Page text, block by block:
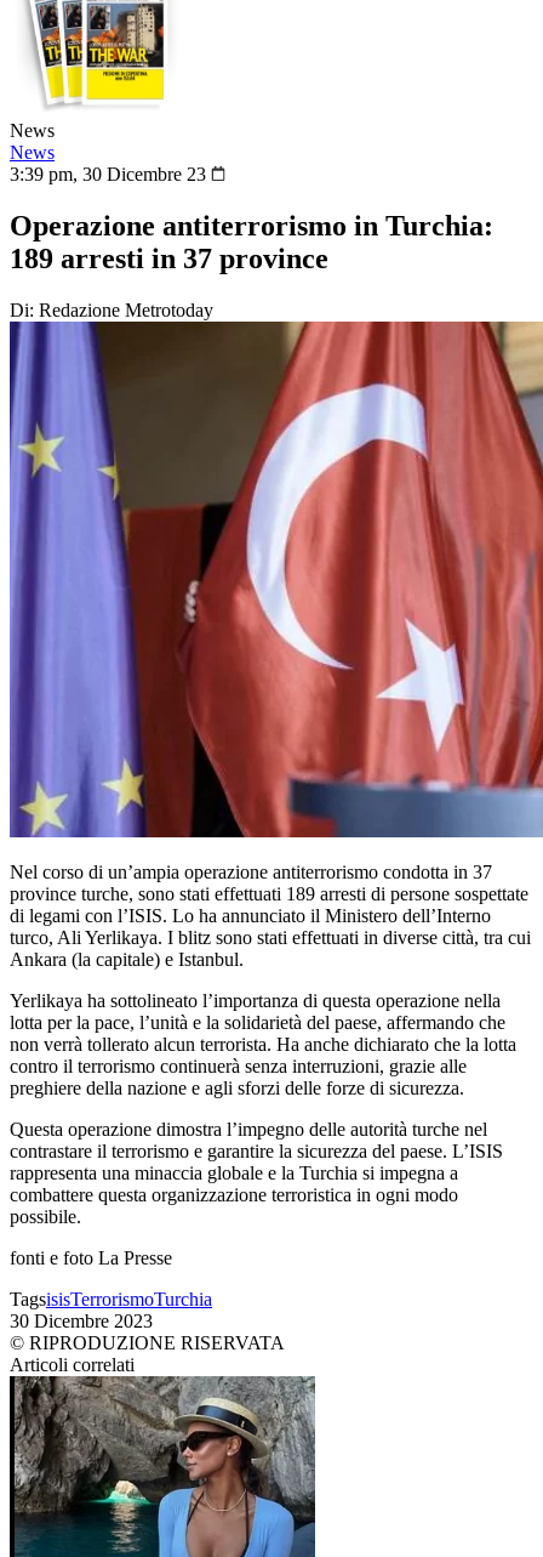
News
News
3:39 pm, 30 Dicembre 23
Operazione antiterrorismo in Turchia:
189 arresti in 37 province
Di: Redazione Metrotoday
Nel corso di un’ampia operazione antiterrorismo condotta in 37
province turche, sono stati effettuati 189 arresti di persone sospettate
di legami con l’ISIS. Lo ha annunciato il Ministero dell’Interno
turco, Ali Yerlikaya. I blitz sono stati effettuati in diverse città, tra cui
Ankara (la capitale) e Istanbul.
Yerlikaya ha sottolineato l’importanza di questa operazione nella
lotta per la pace, l’unità e la solidarietà del paese, affermando che
non verrà tollerato alcun terrorista. Ha anche dichiarato che la lotta
contro il terrorismo continuerà senza interruzioni, grazie alle
preghiere della nazione e agli sforzi delle forze di sicurezza.
Questa operazione dimostra l’impegno delle autorità turche nel
contrastare il terrorismo e garantire la sicurezza del paese. L’ISIS
rappresenta una minaccia globale e la Turchia si impegna a
combattere questa organizzazione terroristica in ogni modo
possibile.
fonti e foto La Presse
TagsisisTerrorismoTurchia
30 Dicembre 2023
© RIPRODUZIONE RISERVATA
Articoli correlati